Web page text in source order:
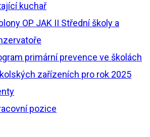
kuchař
OP JAK II Střední školy a
primární prevence ve školách
zařízeních pro rok 2025
pozice